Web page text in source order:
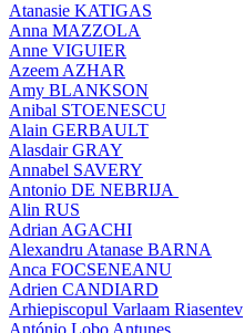
Atanasie KATIGAS
Anna MAZZOLA
Anne VIGUIER
Azeem AZHAR
Amy BLANKSON
Anibal STOENESCU
Alain GERBAULT
Alasdair GRAY
Annabel SAVERY
Antonio DE NEBRIJA
Alin RUS
Adrian AGACHI
Alexandru Atanase BARNA
Anca FOCSENEANU
Adrien CANDIARD
Arhiepiscopul Varlaam Riasentev
António Lobo Antunes